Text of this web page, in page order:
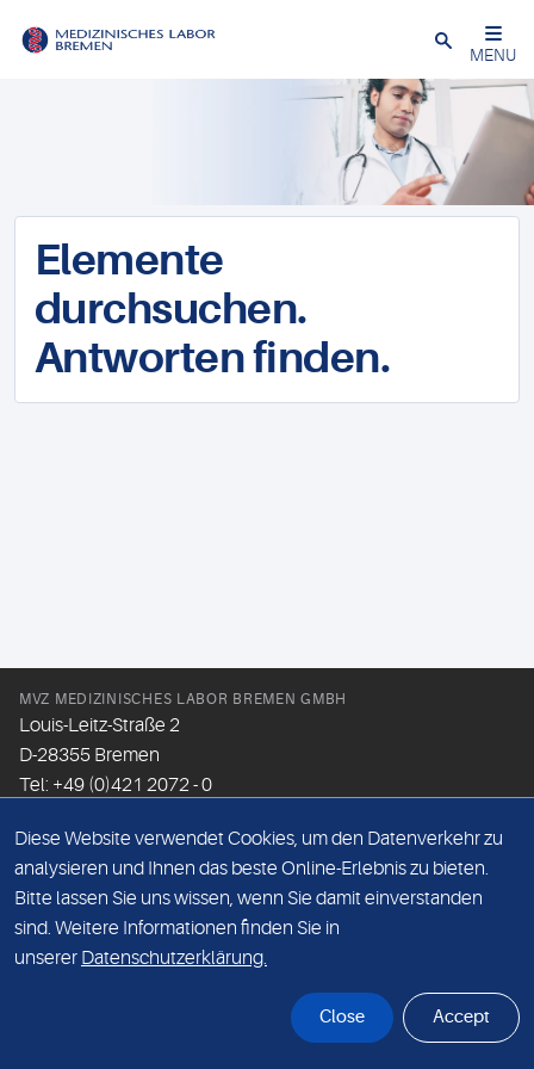
Schließen
MENU
Elemente
durchsuchen.
Antworten finden.
MVZ MEDIZINISCHES LABOR BREMEN GMBH
Louis-Leitz-Straße 2
D-28355 Bremen
Tel: +49 (0)421 2072 - 0
Email:info@mlhb.de
DATENSCHUTZ
IMPRESSUM
Diese Website verwendet Cookies, um den Datenverkehr zu
analysieren und Ihnen das beste Online-Erlebnis zu bieten.
Bitte lassen Sie uns wissen, wenn Sie damit einverstanden
sind. Weitere Informationen finden Sie in
unserer Datenschutzerklärung.
Close Accept